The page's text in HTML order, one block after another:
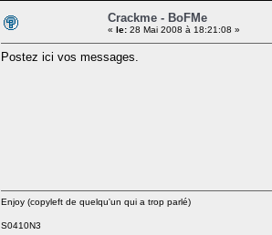
Crackme - BoFMe
« le: 28 Mai 2008 à 18:21:08 »
Postez ici vos messages.
Enjoy (copyleft de quelqu'un qui a trop parlé)
S0410N3